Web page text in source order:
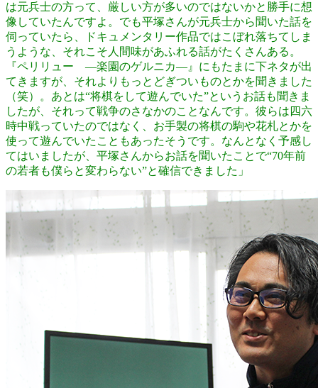
は元兵士の方って、厳しい方が多いのではないかと勝手に想
像していたんですよ。でも平塚さんが元兵士から聞いた話を
伺っていたら、ドキュメンタリー作品ではこぼれ落ちてしま
うような、それこそ人間味があふれる話がたくさんある。
『ペリリュー ―楽園のゲルニカ―』にもたまに下ネタが出
てきますが、それよりもっとどぎついものとかを聞きました
（笑）。あとは“将棋をして遊んでいた”というお話も聞きま
したが、それって戦争のさなかのことなんです。彼らは四六
時中戦っていたのではなく、お手製の将棋の駒や花札とかを
使って遊んでいたこともあったそうです。なんとなく予感し
てはいましたが、平塚さんからお話を聞いたことで“70年前
の若者も僕らと変わらない”と確信できました」